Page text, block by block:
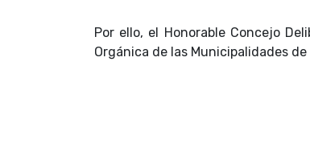
Por ello, el Honorable Concejo
Orgánica de las Municipalidades